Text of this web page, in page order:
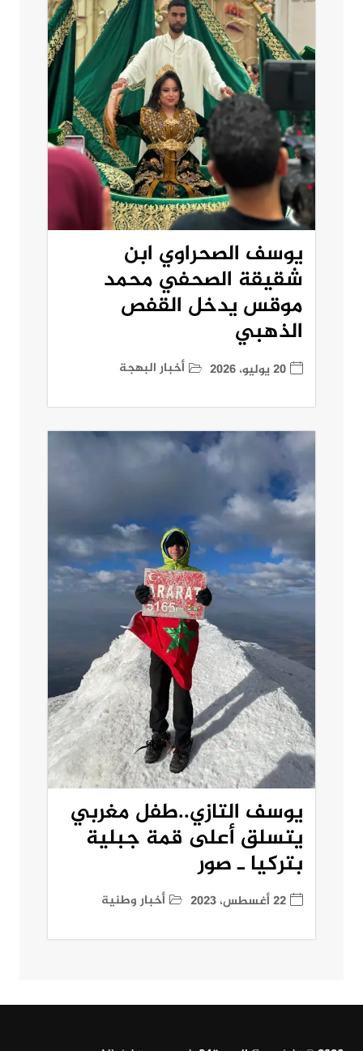
يوسف الصحراوي ابن
شقيقة الصحفي محمد
موقس يدخل القفص
الذهبي
20 يوليو، 2026 أخبار البهجة
يوسف التازي..طفل مغربي
يتسلق أعلى قمة جبلية
بتركيا ـ صور
22 أغسطس، 2023 أخبار وطنية